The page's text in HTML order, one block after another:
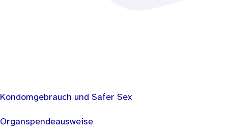
Kondomgebrauch und Safer Sex
Organspendeausweise